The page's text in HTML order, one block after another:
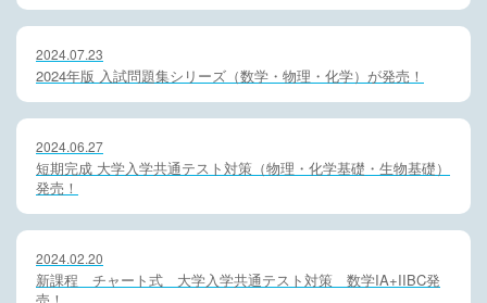
2024.07.23
2024年版 入試問題集シリーズ（数学・物理・化学）が発売！
2024.06.27
短期完成 大学入学共通テスト対策（物理・化学基礎・生物基礎）
発売！
2024.02.20
新課程 チャート式 大学入学共通テスト対策 数学IA+IIBC発